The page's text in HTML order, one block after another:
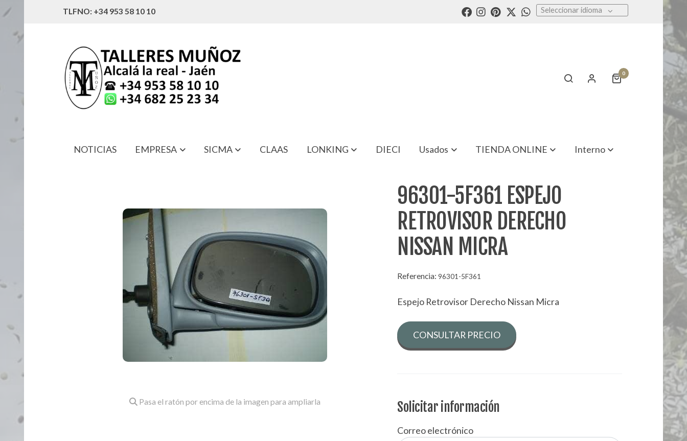
TLFNO: +34 953 58 10 10 Seleccionar idioma
0
NOTICIAS EMPRESA SICMA CLAAS LONKING DIECI Usados TIENDA ONLINE Interno
96301-5F361 ESPEJO RETROVISOR DERECHO NISSAN MICRA
Pasa el ratón por encima de la imagen para ampliarla
96301-5F361 ESPEJO
RETROVISOR DERECHO
NISSAN MICRA
Referencia:96301-5F361
Espejo Retrovisor Derecho Nissan Micra
CONSULTAR PRECIO
Solicitar información
Correo electrónico